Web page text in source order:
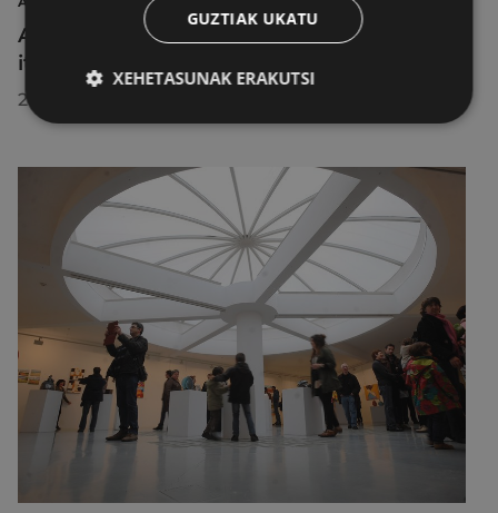
Aire libreko abuztuko zinema Untzagara
itzuliko da lau proiekziorekin
2026/07/22
GUZTIAK UKATU
XEHETASUNAK ERAKUTSI